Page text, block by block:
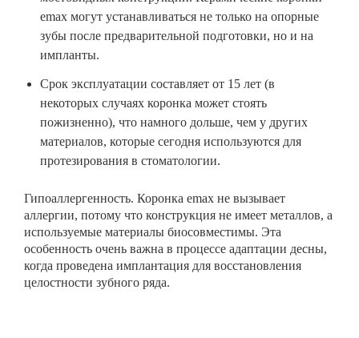
emax могут устанавливаться не только на опорные
зубы после предварительной подготовки, но и на
импланты.
Срок эксплуатации составляет от 15 лет (в
некоторых случаях коронка может стоять
пожизненно), что намного дольше, чем у других
материалов, которые сегодня используются для
протезирования в стоматологии.
Гипоаллергенность. Коронка emax не вызывает
аллергии, потому что конструкция не имеет металлов, а
используемые материалы биосовместимы. Эта
особенность очень важна в процессе адаптации десны,
когда проведена имплантация для восстановления
целостности зубного ряда.